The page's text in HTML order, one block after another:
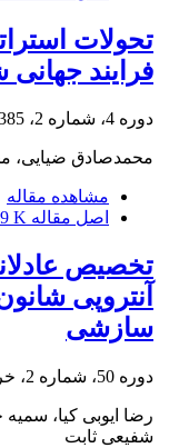
تحولات
فرایند
دوره 4، شماره 2، 1385
محمد‌صادق ضیایی،
مشاهده مقاله
اصل مقاله K
تخصیص
آنتروپی
سازشی
دوره 50، شماره 2، خرداد و تیر 1398، صفحه
رضا ایوبی کیا،
شفیعی ثابت